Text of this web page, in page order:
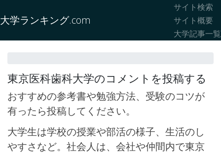
大学ランキング.com
サイト検索
サイト概要
大学記事一覧
東京医科歯科大学のコメントを投稿する
おすすめの参考書や勉強方法、受験のコツが
有ったら投稿してください。
大学生は学校の授業や部活の様子、生活のし
やすさなど。社会人は、会社や仲間内で東京